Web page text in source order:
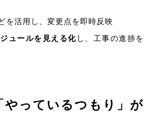
を活用し、変更点を即時反映
ュールを見える化 し、工事の進捗を
やっているつもり」が